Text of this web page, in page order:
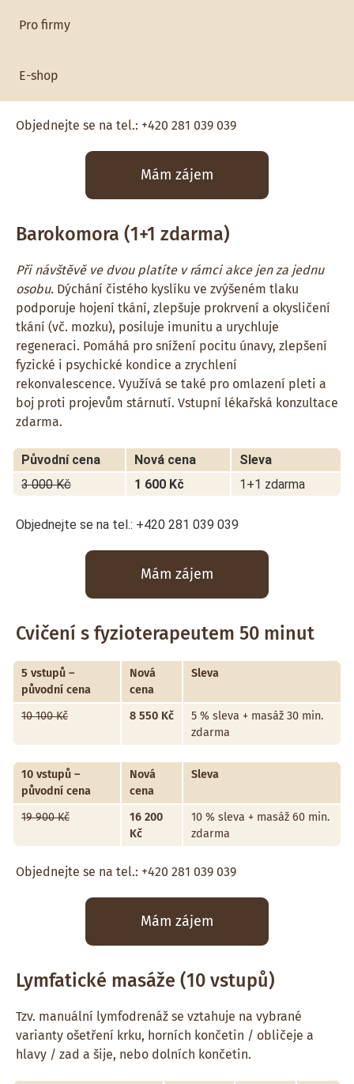
Pro firmy
E-shop
imunitu a zvyšuje psychickou odolnost.
Objednejte se na tel.: +420 281 039 039
Mám zájem
Barokomora (1+1 zdarma)
Při návštěvě ve dvou platíte v rámci akce jen za jednu
osobu. Dýchání čistého kyslíku ve zvýšeném tlaku
podporuje hojení tkání, zlepšuje prokrvení a okysličení
tkání (vč. mozku), posiluje imunitu a urychluje
regeneraci. Pomáhá pro snížení pocitu únavy, zlepšení
fyzické i psychické kondice a zrychlení
rekonvalescence. Využívá se také pro omlazení pleti a
boj proti projevům stárnutí. Vstupní lékařská konzultace
zdarma.
Původní cena Nová cena
Sleva
3 000 Kč
1 600 Kč 1+1 zdarma
Objednejte se na tel.: +420 281 039 039
Mám zájem
Cvičení s fyzioterapeutem 50 minut
5 vstupů –
původní cena
Nová
cena
Sleva
10 100 Kč 8 550 Kč
5 % sleva + masáž 30 min.
zdarma
10 vstupů –
původní cena
Nová
cena
Sleva
19 900 Kč
16 200
Kč
10 % sleva + masáž 60 min.
zdarma
Objednejte se na tel.: +420 281 039 039
Mám zájem
Lymfatické masáže (10 vstupů)
Tzv. manuální lymfodrenáž se vztahuje na vybrané
varianty ošetření krku, horních končetin / obličeje a
hlavy / zad a šije, nebo dolních končetin.